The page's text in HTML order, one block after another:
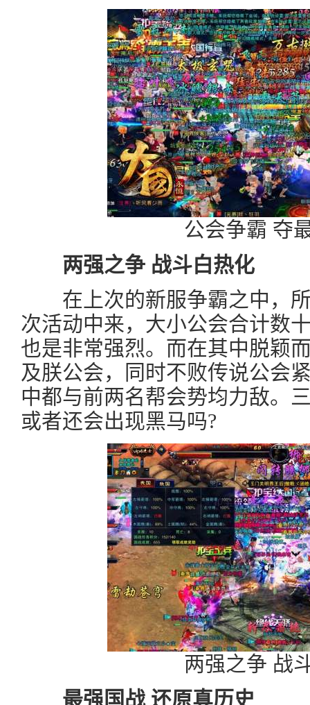
公会争霸 夺
两强之争 战斗白热化
在上次的新服争霸之中，所
次活动中来，大小公会合计数
也是非常强烈。而在其中脱颖
及朕公会，同时不败传说公会
中都与前两名帮会势均力敌。
或者还会出现黑马吗?
两强之争 战
最强国战 还原真历史